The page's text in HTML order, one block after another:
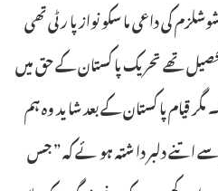
کی داعی ما سکو نواز پا ر ٹی تھی
تھے تحریک پا کستان کے حق میں
قیام پا کستان کے بعد شا ید وہ ہم
اتنے دلبر دا شتہ ہو ئے کہ ” جس